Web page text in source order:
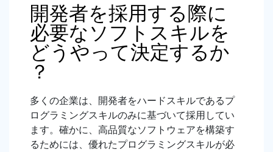
開発者を採用する際に
必要なソフトスキルを
どうやって決定するか
？
多くの企業は、開発者をハードスキルであるプ
ログラミングスキルのみに基づいて採用してい
ます。確かに、高品質なソフトウェアを構築す
るためには、優れたプログラミングスキルが必